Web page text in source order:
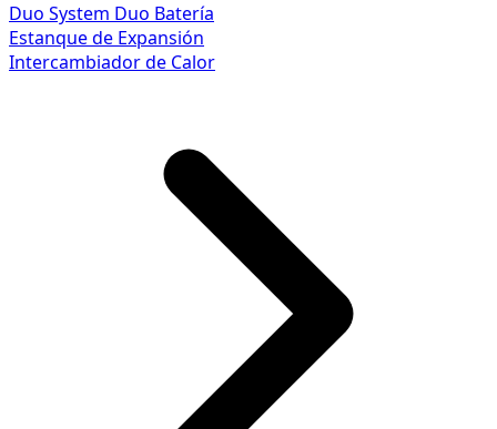
Duo System Duo Batería
Estanque de Expansión
Intercambiador de Calor